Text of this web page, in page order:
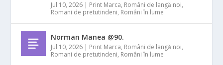
Jul 10, 2026 | Print Marca, Români de langă noi,
Romani de pretutindeni, Români în lume
Norman Manea @90.
Jul 10, 2026 | Print Marca, Români de langă noi,
Romani de pretutindeni, Români în lume